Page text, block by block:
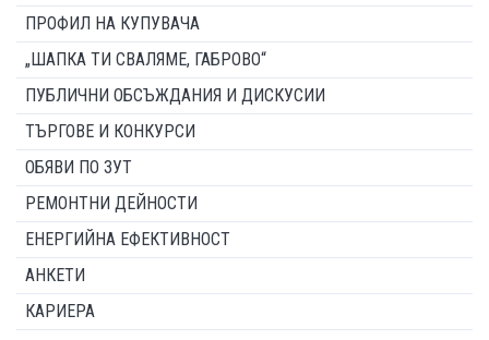
ПРОФИЛ НА КУПУВАЧА
„ШАПКА ТИ СВАЛЯМЕ, ГАБРОВО“
ПУБЛИЧНИ ОБСЪЖДАНИЯ И ДИСКУСИИ
ТЪРГОВЕ И КОНКУРСИ
ОБЯВИ ПО ЗУТ
РЕМОНТНИ ДЕЙНОСТИ
ЕНЕРГИЙНА ЕФЕКТИВНОСТ
АНКЕТИ
КАРИЕРА